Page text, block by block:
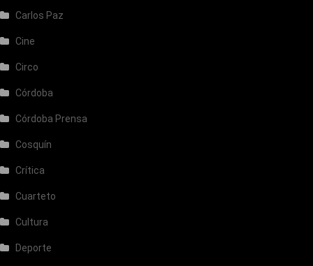
Carlos Paz
Cine
Circo
Córdoba
Córdoba Prensa
Cosquín
Crítica
Cuarteto
Cultura
Deporte